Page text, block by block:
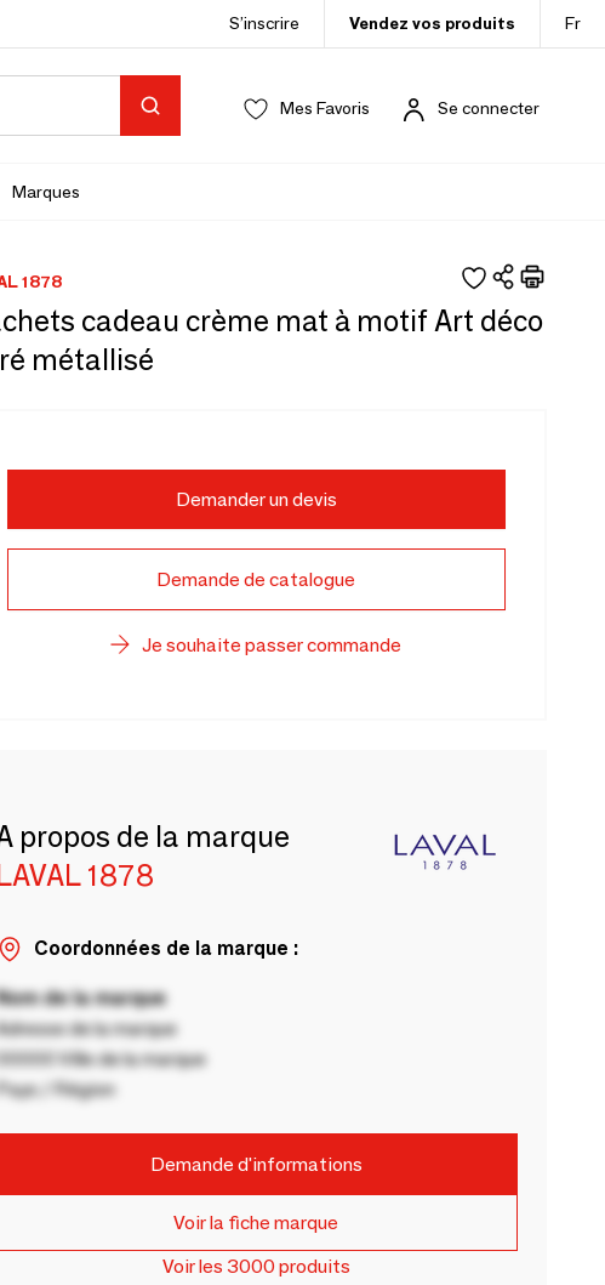
S’inscrire Vendez vos produits Fr
Mes Favoris Se connecter
Marques
1878
cadeau crème mat à motif Art déco
métallisé
Demander un devis
Demande de catalogue
Je souhaite passer commande
propos de la marque
1878
Coordonnées de la marque :
de la marque
de la marque
00000 Ville de la marque
Pays / Région
Demande d'informations
Voir la fiche marque
Voir les 3000 produits